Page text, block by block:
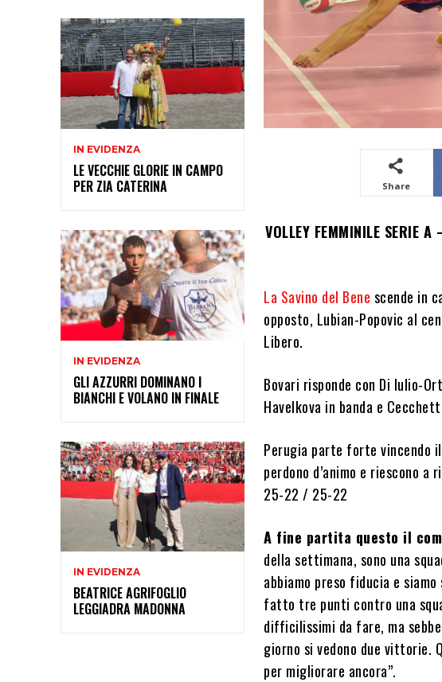
IN EVIDENZA
LE VECCHIE GLORIE IN CAMPO
PER ZIA CATERINA
IN EVIDENZA
GLI AZZURRI DOMINANO I
BIANCHI E VOLANO IN FINALE
IN EVIDENZA
BEATRICE AGRIFOGLIO
LEGGIADRA MADONNA
Share
VOLLEY FEMMINILE SERIE A
La Savino del Bene scende in
opposto, Lubian-Popovic al
Libero.
Bovari risponde con Di Iulio-
Havelkova in banda e
Perugia parte forte vincendo
perdono d’animo e riescono
25-22 / 25-22
A fine partita questo il
della settimana, sono una
abbiamo preso fiducia e
fatto tre punti contro una
difficilissimi da fare, ma
giorno si vedono due vittorie.
per migliorare ancora”.